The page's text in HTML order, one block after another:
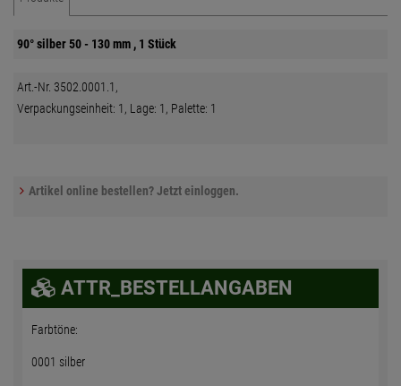
90° silber 50 - 130 mm , 1 Stück
Art.-Nr. 3502.0001.1,
Verpackungseinheit: 1, Lage: 1, Palette: 1
Artikel online bestellen? Jetzt einloggen.
ATTR_BESTELLANGABEN
Farbtöne:
0001 silber